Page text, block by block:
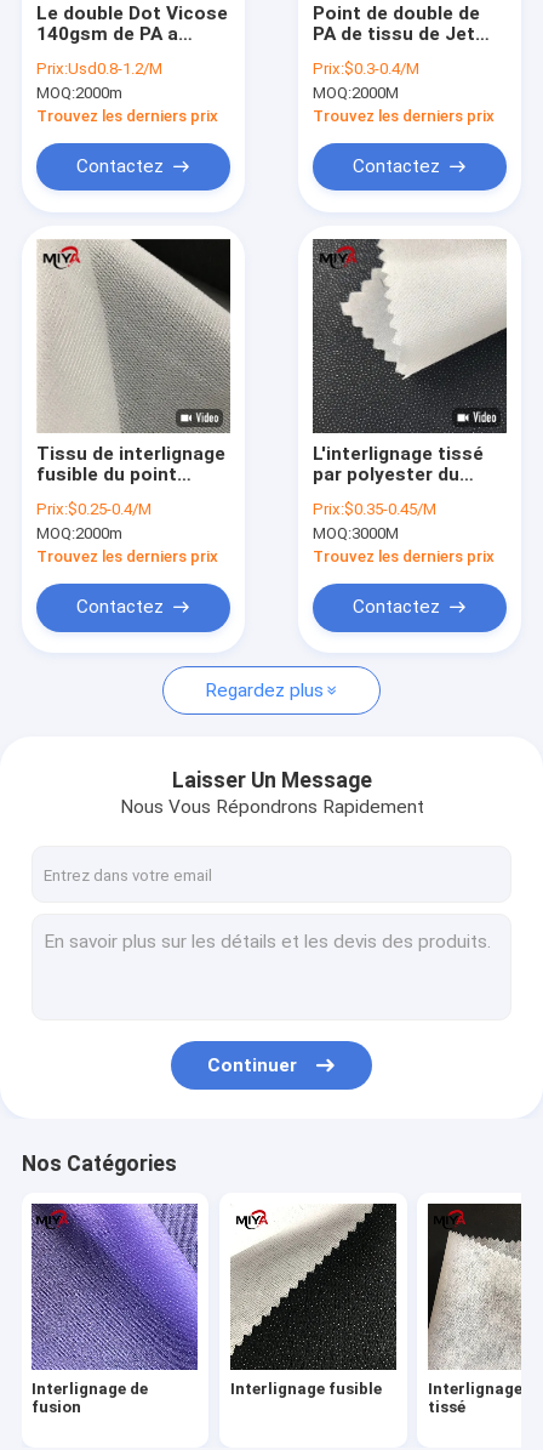
Produits
Au sujet de nous
Visite d'usine
Contrôle de qualité
Nouvelles
Shopping Online
Interlignage de fusion
Interlignage non tissé
Interlignage tissé
Interlignage fusible tricoté
Tissu soluble dans l'eau
Poly fil de fil
Boutons-pression en métal
Tissu de support de broderie
Le double Dot Vicose
140gsm de PA a
Prix:Usd0.8-1.2/M
MOQ:2000m
Trouvez les derniers prix
Contactez
Point de double de
PA de tissu de Jet
Interlining de l'eau
Prix:$0.3-0.4/M
MOQ:2000M
Trouvez les derniers prix
Contactez
Tissu de interlignage
fusible du point
PA de vêtement
Prix:$0.25-0.4/M
MOQ:2000m
Trouvez les derniers prix
Contactez
L'interlignage tissé
par polyester du
de PA pour des
femmes s'habillent
Prix:$0.35-0.45/M
MOQ:3000M
Trouvez les derniers prix
Contactez
Regardez plus
Laisser Un Message
Nous Vous Répondrons Rapidement
Continuer
Nos Catégories
Interlignage de
fusion
Interlignage fusible
Interlignage
tissé